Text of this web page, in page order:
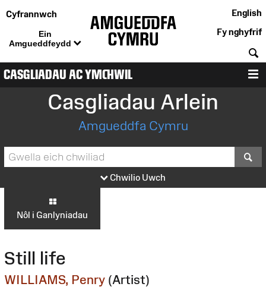
Cyfrannwch
Ein
Amgueddfeydd
English
Fy nghyfrif
CASGLIADAU AC YMCHWIL
Casgliadau Arlein
Amgueddfa Cymru
Chwilio Uwch
Nôl i Ganlyniadau
Still life
WILLIAMS, Penry (Artist)